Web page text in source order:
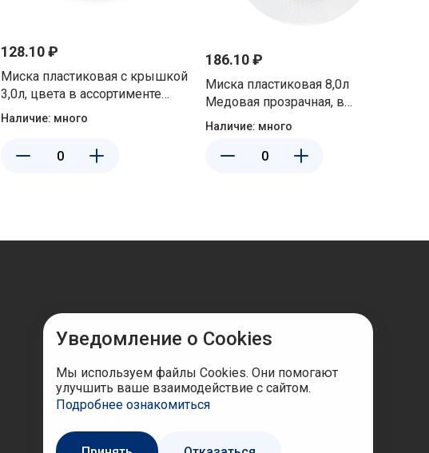
128.10 ₽
Миска пластиковая с крышкой
3,0л, цвета в ассортименте
Martika С46К
Наличие: много
186.10 ₽
Миска пластиковая 8,0л
Медовая прозрачная, в
ассортименте Ар-Пласт 03033
Наличие: много
Уведомление о Cookies
Мы используем файлы Cookies. Они помогают
улучшить ваше взаимодействие с сайтом.
Подробнее ознакомиться